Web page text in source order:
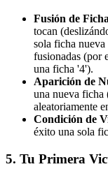
Fusión de
tocan
sola ficha
fusionadas (por
una ficha '4').
Aparición de
una nueva ficha
aleatoriamente
Condición de
éxito una sola
5. Tu Primera